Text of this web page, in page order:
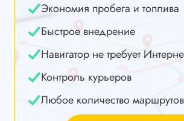
Экономия пробега и топлива
Быстрое внедрение
Навигатор не требует
Контроль курьеров
Любое количество маршрутов